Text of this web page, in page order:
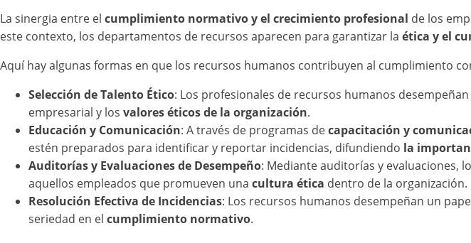
La sinergia entre el cumplimiento normativo y el crecimiento profesional de los
este contexto, los departamentos de recursos aparecen para garantizar la ética y el
Aquí hay algunas formas en que los recursos humanos contribuyen al cumplimiento
Selección de Talento Ético: Los profesionales de recursos humanos
empresarial y los valores éticos de la organización.
Educación y Comunicación: A través de programas decapacitación y
estén preparados para identificar y reportar incidencias, difundiendo la
Auditorías y Evaluaciones de Desempeño: Mediante auditorías y evaluaciones,
aquellos empleados que promueven una cultura ética dentro de la organización.
Resolución Efectiva de Incidencias: Los recursos humanos desempeñan un
seriedad en el cumplimiento normativo.